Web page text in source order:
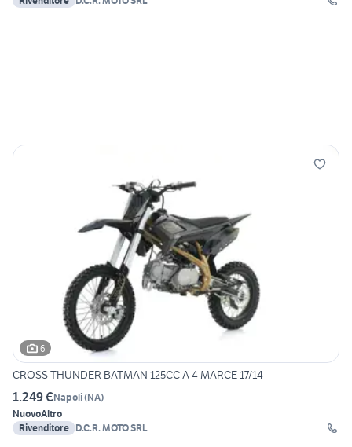
6
CROSS THUNDER BATMAN 125CC A 4 MARCE 17/14
1.249 €Napoli(NA)
NuovoAltro
Rivenditore D.C.R. MOTO SRL